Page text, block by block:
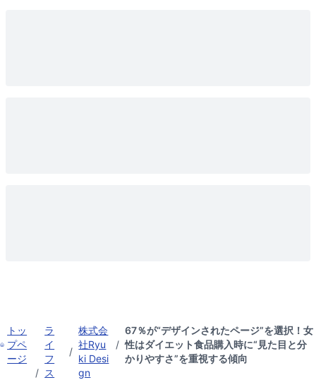
トッ
プペ
ージ
/
ラ
イ
フ
ス
/
株式会
社Ryu
ki Desi
gn
/
67％が“デザインされたページ”を選択！女
性はダイエット食品購入時に“見た目と分
かりやすさ”を重視する傾向